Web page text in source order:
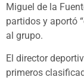
Miguel de la
partidos y aportó
al grupo.
El director
primeros